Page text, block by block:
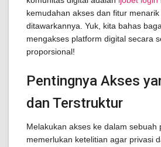
kemudahan akses dan fitur menarik
ditawarkannya. Yuk, kita bahas
mengakses platform digital secara
proporsional!
Pentingnya Akses
dan Terstruktur
Melakukan akses ke dalam sebuah
memerlukan ketelitian agar privasi